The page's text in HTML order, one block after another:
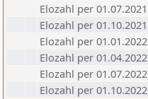
Elozahl per 01.07.2021
Elozahl per 01.10.2021
Elozahl per 01.01.2022
Elozahl per 01.04.2022
Elozahl per 01.07.2022
Elozahl per 01.10.2022